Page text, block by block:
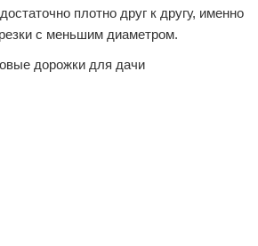
плотно друг к другу, именно
с меньшим диаметром.